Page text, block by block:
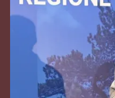
Politica
Economia e lavoro
Italia Mondo